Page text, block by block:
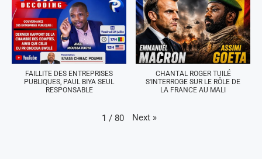
FAILLITE DES ENTREPRISES
PUBLIQUES, PAUL BIYA SEUL
RESPONSABLE
CHANTAL ROGER TUILÉ
S'INTERROGE SUR LE RÔLE DE
LA FRANCE AU MALI
1 / 80 Next »